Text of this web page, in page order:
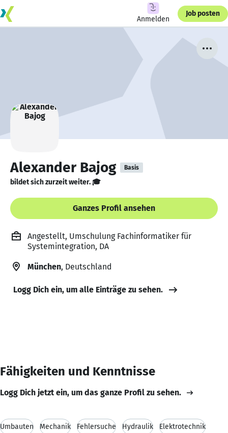
Anmelden
Job posten
Alexander Bajog Basis
bildet sich zurzeit weiter. 🎓
Ganzes Profil ansehen
Angestellt, Umschulung Fachinformatiker für
Systemintegration, DA
München, Deutschland
Logg Dich ein, um alle Einträge zu sehen.
Fähigkeiten und Kenntnisse
Logg Dich jetzt ein, um das ganze Profil zu sehen.
Umbauten Mechanik Fehlersuche Hydraulik Elektrotechnik